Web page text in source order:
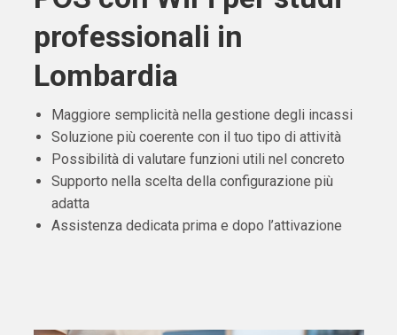
professionali in
Lombardia
Maggiore semplicità nella gestione degli incassi
Soluzione più coerente con il tuo tipo di attività
Possibilità di valutare funzioni utili nel concreto
Supporto nella scelta della configurazione più
adatta
Assistenza dedicata prima e dopo l’attivazione